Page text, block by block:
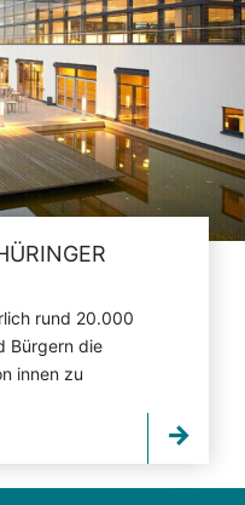
rund 20.000
Bürgern die
innen zu